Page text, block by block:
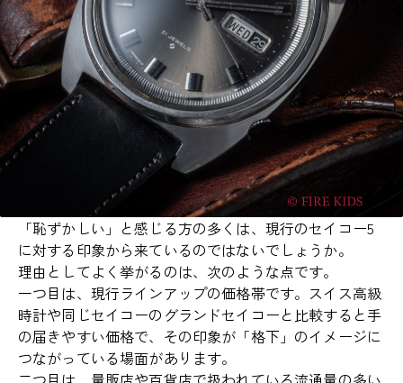
「恥ずかしい」と感じる方の多くは、現行のセイコー5
に対する印象から来ているのではないでしょうか。
理由としてよく挙がるのは、次のような点です。
一つ目は、現行ラインアップの価格帯です。スイス高級
時計や同じセイコーのグランドセイコーと比較すると手
の届きやすい価格で、その印象が「格下」のイメージに
つながっている場面があります。